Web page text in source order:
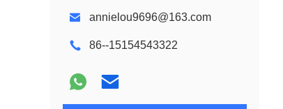
annielou9696@163.com
86--15154543322